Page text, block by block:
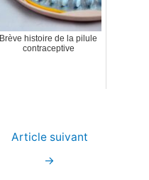
Brève histoire de la pilule
contraceptive
Article suivant
→